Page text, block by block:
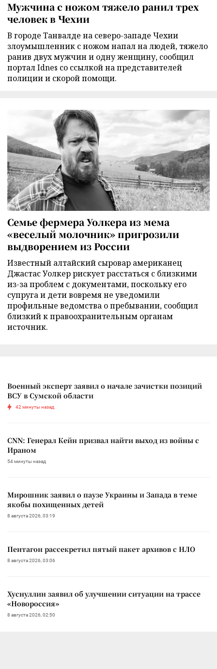
Мужчина с ножом тяжело ранил трех
человек в Чехии
В городе Танвалде на северо-западе Чехии
злоумышленник с ножом напал на людей, тяжело
ранив двух мужчин и одну женщину, сообщил
портал Idnes со ссылкой на представителей
полиции и скорой помощи.
Семье фермера Уолкера из мема
«веселый молочник» пригрозили
выдворением из России
Известный алтайский сыровар американец
Джастас Уолкер рискует расстаться с близкими
из-за проблем с документами, поскольку его
супруга и дети вовремя не уведомили
профильные ведомства о пребывании, сообщил
близкий к правоохранительным органам
источник.
Военный эксперт заявил о начале зачистки позиций
ВСУ в Сумской области
42 минуты назад
CNN: Генерал Кейн призвал найти выход из войны с
Ираном
54 минуты назад
Мирошник заявил о паузе Украины и Запада в теме
якобы похищенных детей
8 августа 2026, 03:19
Пентагон рассекретил пятый пакет архивов с НЛО
8 августа 2026, 03:06
Хуснуллин заявил об улучшении ситуации на трассе
«Новороссия»
8 августа 2026, 02:50